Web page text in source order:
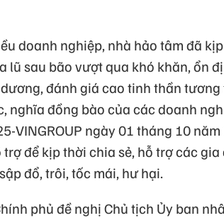
doanh nghiệp, nhà hảo tâm đã
lũ sau bão vượt qua khó khăn, ổn
đánh giá cao tinh thần
nghĩa đồng bào của các doanh
VINGROUP ngày 01 tháng 10
để kịp thời chia sẻ, hỗ trợ các gia
đổ, trôi, tốc mái, hư hại.
phủ đề nghị Chủ tịch Ủy ban